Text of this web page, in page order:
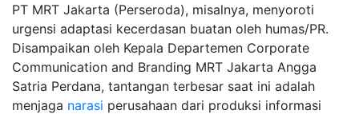
PT MRT Jakarta (Perseroda), misalnya, menyoroti
urgensi adaptasi kecerdasan buatan oleh humas/PR.
Disampaikan oleh Kepala Departemen Corporate
Communication and Branding MRT Jakarta Angga
Satria Perdana, tantangan terbesar saat ini adalah
menjaga narasi perusahaan dari produksi informasi